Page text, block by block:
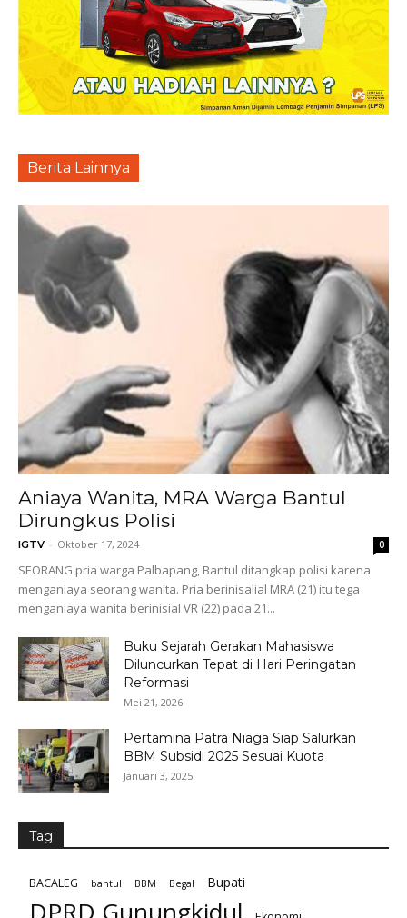
Berita Lainnya
Aniaya Wanita, MRA Warga Bantul
Dirungkus Polisi
IGTV - Oktober 17, 2024 0
SEORANG pria warga Palbapang, Bantul ditangkap polisi karena
menganiaya seorang wanita. Pria berinisalial MRA (21) itu tega
menganiaya wanita berinisial VR (22) pada 21...
Buku Sejarah Gerakan Mahasiswa
Diluncurkan Tepat di Hari Peringatan
Reformasi
Mei 21, 2026
Pertamina Patra Niaga Siap Salurkan
BBM Subsidi 2025 Sesuai Kuota
Januari 3, 2025
Tag
BACALEG bantul BBM Begal Bupati